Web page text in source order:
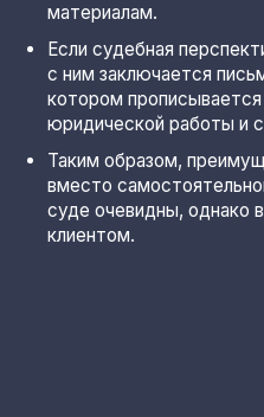
материалам.
Если судебная
с ним заключается
котором
юридической работы и
Таким образом,
вместо
суде очевидны, однако
клиентом.